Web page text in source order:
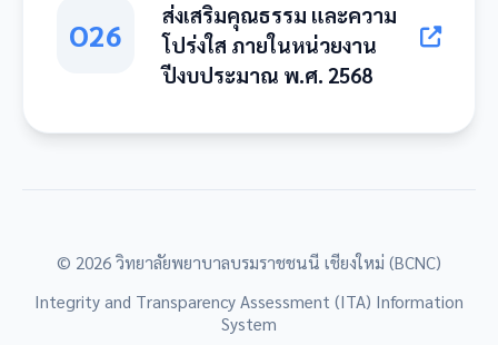
O26
ส่งเสริมคุณธรรม และความ
โปร่งใส ภายในหน่วยงาน
ปีงบประมาณ พ.ศ. 2568
© 2026 วิทยาลัยพยาบาลบรมราชชนนี เชียงใหม่ (BCNC)
Integrity and Transparency Assessment (ITA) Information
System